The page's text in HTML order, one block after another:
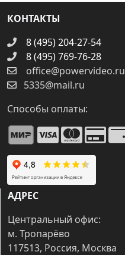
КОНТАКТЫ
8 (495) 204-27-54
8 (495) 769-76-28
office@powervideo.ru
5335@mail.ru
Способы оплаты:
АДРЕС
Центральный офис:
м. Тропарёво
117513, Россия, Москва